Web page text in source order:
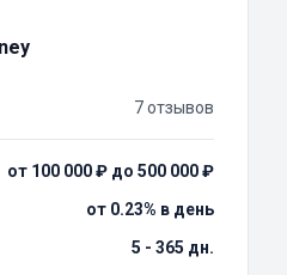
7 отзывов
от 100 000 ₽ до 500 000 ₽
от 0.23% в день
5 - 365 дн.